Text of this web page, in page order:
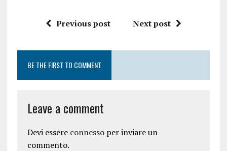
Previous post Next post
BE THE FIRST TO COMMENT
Leave a comment
Devi essere connessoper inviare un
commento.